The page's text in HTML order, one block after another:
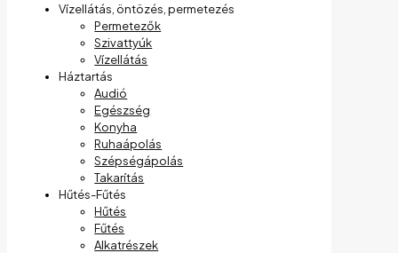
Vízellátás, öntözés, permetezés
Permetezők
Szivattyúk
Vízellátás
Háztartás
Audió
Egészség
Konyha
Ruhaápolás
Szépségápolás
Takarítás
Hűtés-Fűtés
Hűtés
Fűtés
Alkatrészek